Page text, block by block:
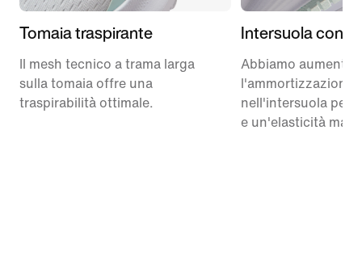
Tomaia traspirante
Il mesh tecnico a trama larga
sulla tomaia offre una
traspirabilità ottimale.
Intersuola
Abbiamo
l'ammortizzazione
nell'intersuola per
e un'elasticità